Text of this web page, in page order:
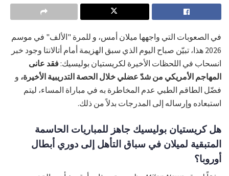
في الصعوبات التي واجهها ميلان أمس، و للمرة "الألف" في موسم
2026 هذا، تبيّن صباح اليوم الذي سبق الهزيمة أمام أتالانتا وجود خبر
انسحاب في اللحظات الأخيرة لكريستيان بوليسيك:فقد عانى
المهاجم الأمريكي من شدّ عضلي خلال الحصة التدريبية الأخيرة، و
فضّل الطاقم الطبي عدم المخاطرة به في مباراة المساء، ليتم
استبعاده وإرساله إلى المدرجات بدلاً من ذلك.
هل كريستيان بوليسيك جاهز للمباريات الحاسمة
المتبقية لميلان في سباق التأهل إلى دوري أبطال
أوروبا؟